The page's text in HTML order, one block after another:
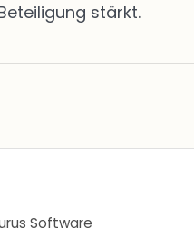
stärkt.
Software